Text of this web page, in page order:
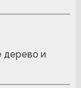
дерево и